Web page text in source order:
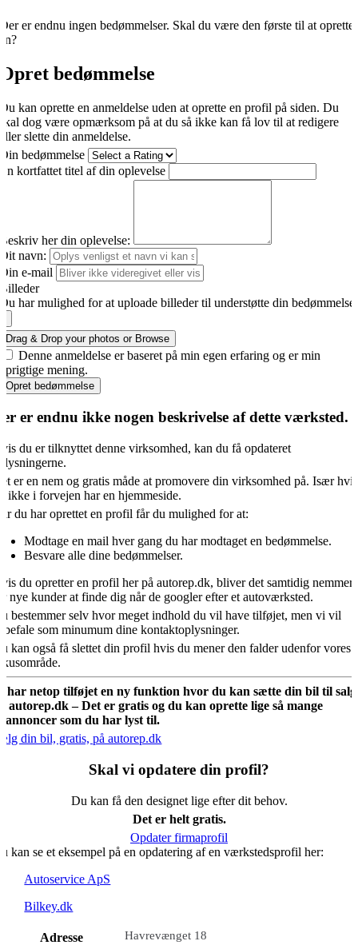
Der er endnu ingen bedømmelser. Skal du være den første til at oprette
én?
Opret bedømmelse
Du kan oprette en anmeldelse uden at oprette en profil på siden. Du
skal dog være opmærksom på at du så ikke kan få lov til at redigere
eller slette din anmeldelse.
Din bedømmelse
En kortfattet titel af din oplevelse
Beskriv her din oplevelse:
Dit navn:
Din e-mail
Billeder
Du har mulighed for at uploade billeder til understøtte din bedømmelse.
Drag & Drop your photos or Browse
Denne anmeldelse er baseret på min egen erfaring og er min
oprigtige mening.
Opret bedømmelse
er endnu ikke nogen beskrivelse af dette værksted.
du er tilknyttet denne virksomhed, kan du få opdateret
er en nem og gratis måde at promovere din virksomhed på. Især hvis
ikke i forvejen har en hjemmeside.
du har oprettet en profil får du mulighed for at:
Modtage en mail hver gang du har modtaget en bedømmelse.
Besvare alle dine bedømmelser.
du opretter en profil her på autorep.dk, bliver det samtidig
nye kunder at finde dig når de googler efter et autoværksted.
bestemmer selv hvor meget indhold du vil have tilføjet, men vi vil
som minumum dine kontaktoplysninger.
kan også få slettet din profil hvis du mener den falder udenfor vores
har netop tilføjet en ny funktion hvor du kan sætte din bil til salg
autorep.dk – Det er gratis og du kan oprette lige så mange
som du har lyst til.
din bil, gratis, på autorep.dk
Skal vi opdatere din profil?
Du kan få den designet lige efter dit behov.
Det er helt gratis.
Opdater firmaprofil
kan se et eksempel på en opdatering af en værkstedsprofil her:
Autoservice ApS
Bilkey.dk
Adresse Havrevænget 18